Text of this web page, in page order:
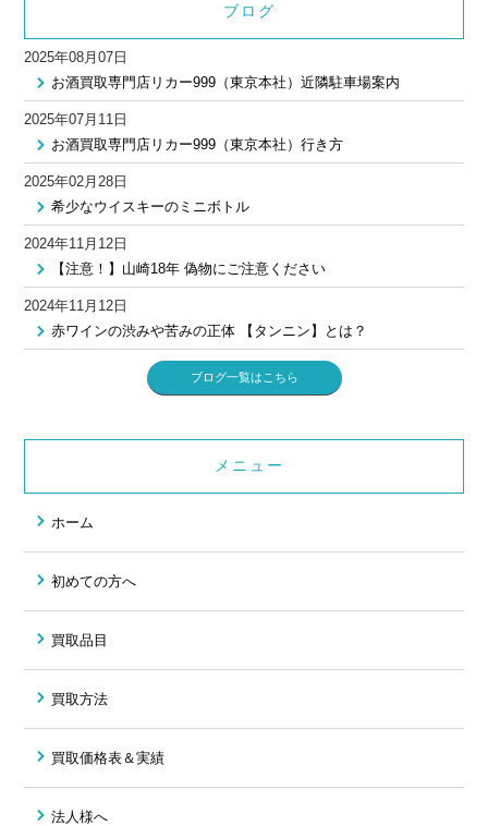
ブログ
2025年08月07日
お酒買取専門店リカー999（東京本社）近隣駐車場案内
2025年07月11日
お酒買取専門店リカー999（東京本社）行き方
2025年02月28日
希少なウイスキーのミニボトル
2024年11月12日
【注意！】山崎18年 偽物にご注意ください
2024年11月12日
赤ワインの渋みや苦みの正体 【タンニン】とは？
ブログ一覧はこちら
メニュー
ホーム
初めての方へ
買取品目
買取方法
買取価格表＆実績
法人様へ